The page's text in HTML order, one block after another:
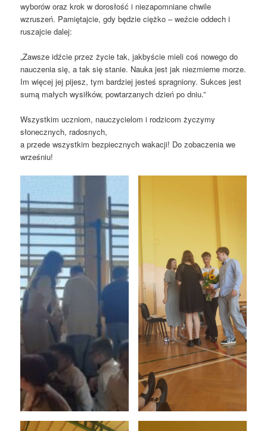
wyborów oraz krok w dorosłość i niezapomniane chwile
wzruszeń. Pamiętajcie, gdy będzie ciężko – weźcie oddech i
ruszajcie dalej:
„Zawsze idźcie przez życie tak, jakbyście mieli coś nowego do
nauczenia się, a tak się stanie. Nauka jest jak niezmierne morze.
Im więcej jej pijesz, tym bardziej jesteś spragniony. Sukces jest
sumą małych wysiłków, powtarzanych dzień po dniu.”
Wszystkim uczniom, nauczycielom i rodzicom życzymy
słonecznych, radosnych,
a przede wszystkim bezpiecznych wakacji! Do zobaczenia we
wrześniu!